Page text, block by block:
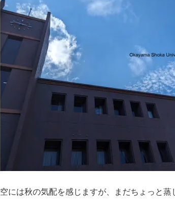
空には秋の気配を感じますが、まだちょっと蒸